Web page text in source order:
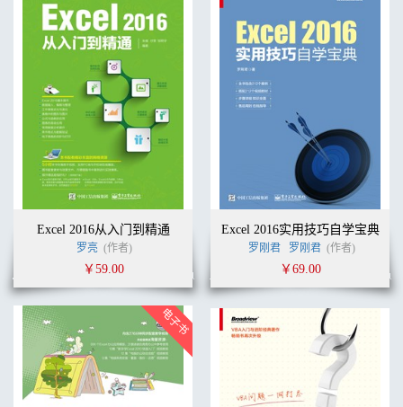
Excel 2016从入门到精通
罗亮 (作者)
￥59.00
Excel 2016实用技巧自学宝典
罗刚君 罗刚君 (作者)
￥69.00